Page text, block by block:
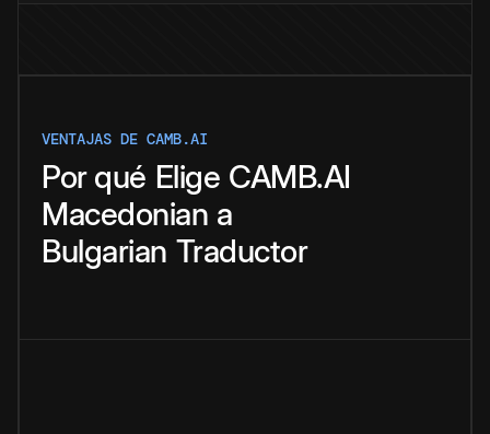
VENTAJAS DE CAMB.AI
Por qué Elige CAMB.AI
Macedonian a
Bulgarian Traductor